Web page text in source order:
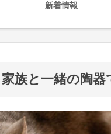
新着情報
族と一緒の陶器